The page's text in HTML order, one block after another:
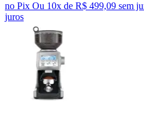
no Pix Ou 10x de R$ 499,09 sem
juros